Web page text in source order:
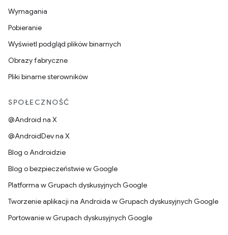
Wymagania
Pobieranie
Wyświetl podgląd plików binarnych
Obrazy fabryczne
Pliki binarne sterowników
SPOŁECZNOŚĆ
@Android na X
@AndroidDev na X
Blog o Androidzie
Blog o bezpieczeństwie w Google
Platforma w Grupach dyskusyjnych Google
Tworzenie aplikacji na Androida w Grupach dyskusyjnych Google
Portowanie w Grupach dyskusyjnych Google